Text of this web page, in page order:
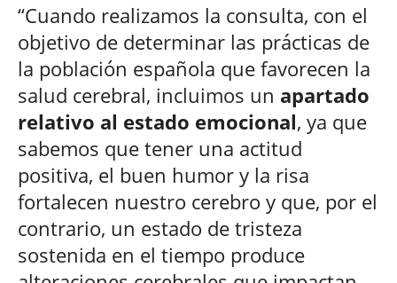
“Cuando realizamos la consulta, con el
objetivo de determinar las prácticas de
la población española que favorecen la
salud cerebral, incluimos un apartado
relativo al estado emocional, ya que
sabemos que tener una actitud
positiva, el buen humor y la risa
fortalecen nuestro cerebro y que, por el
contrario, un estado de tristeza
sostenida en el tiempo produce